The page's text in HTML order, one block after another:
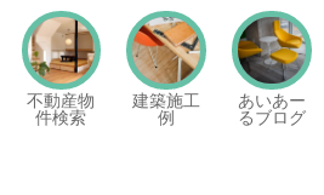
あいあーる不動産
不動産物
件検索
建築施工
例
あいあー
るブログ